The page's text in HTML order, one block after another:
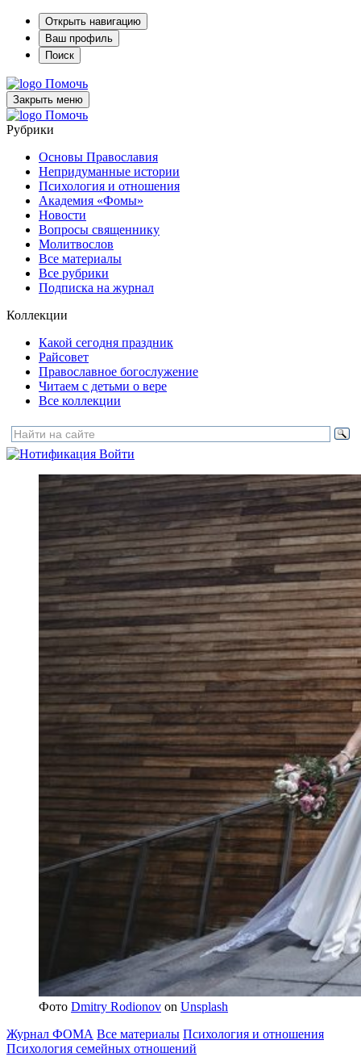
Открыть навигацию
Ваш профиль
Поиск
Помочь
Закрыть меню
Помочь
Рубрики
Основы Православия
Непридуманные истории
Психология и отношения
Академия «Фомы»
Новости
Вопросы священнику
Молитвослов
Все материалы
Все рубрики
Подписка на журнал
Коллекции
Какой сегодня праздник
Райсовет
Православное богослужение
Читаем с детьми о вере
Все коллекции
Войти
Фото Dmitry Rodionov on Unsplash
Журнал ФОМА Все материалы Психология и отношения
Психология семейных отношений